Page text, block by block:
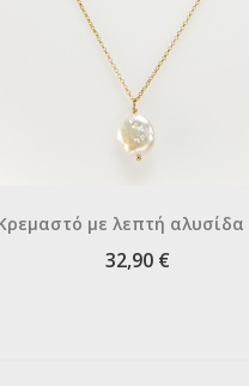
με λεπτή αλυσίδα
μαργαριτάρι
32,90 €